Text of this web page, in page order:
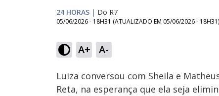
24 HORAS | Do R7
05/06/2026 - 18H31 (ATUALIZADO EM 05/06/2026 - 18H31)
A+ A-
Ativar
Som
Luiza conversou com Sheila e
Reta, na esperança que ela seja